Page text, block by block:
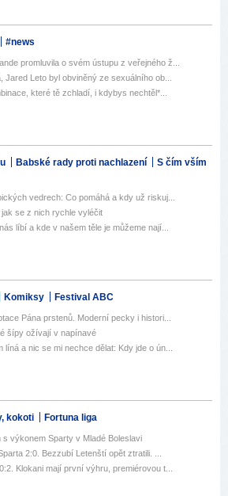
#news
promluvila o svém ústupu z veřejného ž...
Leto byl obviněný ze sexuálního ob...
které tě zchladí, i kdybys nechtěl*...
Babské rady proti nachlazení
S čím vším
vedrech: Co pomáhá a kdy už riskuj...
se z nich rychle vyléčit
líbí a kde v našem těle je můžeme nají...
Komiksy Festival ABC
Pána prstenů. Moderní pecky i histori...
šípy ožívají v napínavé
a nic se mi nechce dělat: Kdy jde o ún...
kokoti Fortuna liga
s výkonem Sparty v Mladé Boleslavi
2:0. Bezzubí Letenští opět ztratili. ...
Klokani mají první výhru, premiérovou t...